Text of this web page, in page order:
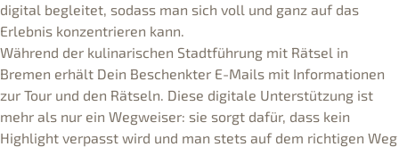
digital begleitet, sodass man sich voll und ganz auf das
Erlebnis konzentrieren kann.
Während der kulinarischen Stadtführung mit Rätsel in
Bremen erhält Dein Beschenkter E-Mails mit Informationen
zur Tour und den Rätseln. Diese digitale Unterstützung ist
mehr als nur ein Wegweiser: sie sorgt dafür, dass kein
Highlight verpasst wird und man stets auf dem richtigen Weg